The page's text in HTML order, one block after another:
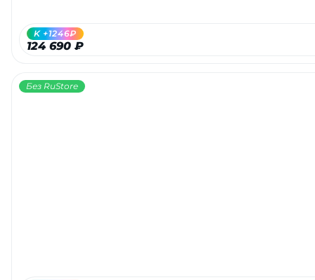
124 690 ₽
K +1246₽
Без RuStore